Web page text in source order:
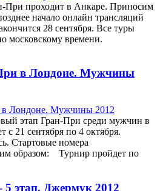
При проходит в Анкаре. Приносим
начало онлайн трансляций
28 сентября. Все туры
московскому времени.
в Лондоне. Мужчины
этап Гран-При среди мужчин в
с 21 сентября по 4 октября.
Стартовые номера
образом: Турнир пройдет по
этап. Джермук 2012